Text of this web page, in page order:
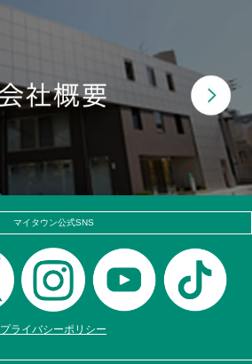
マイタウン公式SNS
プライバシーポリシー